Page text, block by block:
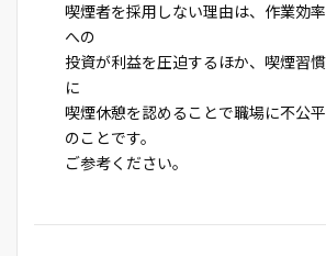
喫煙者を採用しない理由は、作業効
への
投資が利益を圧迫するほか、喫煙習
に
喫煙休憩を認めることで職場に不公
のことです。
ご参考ください。